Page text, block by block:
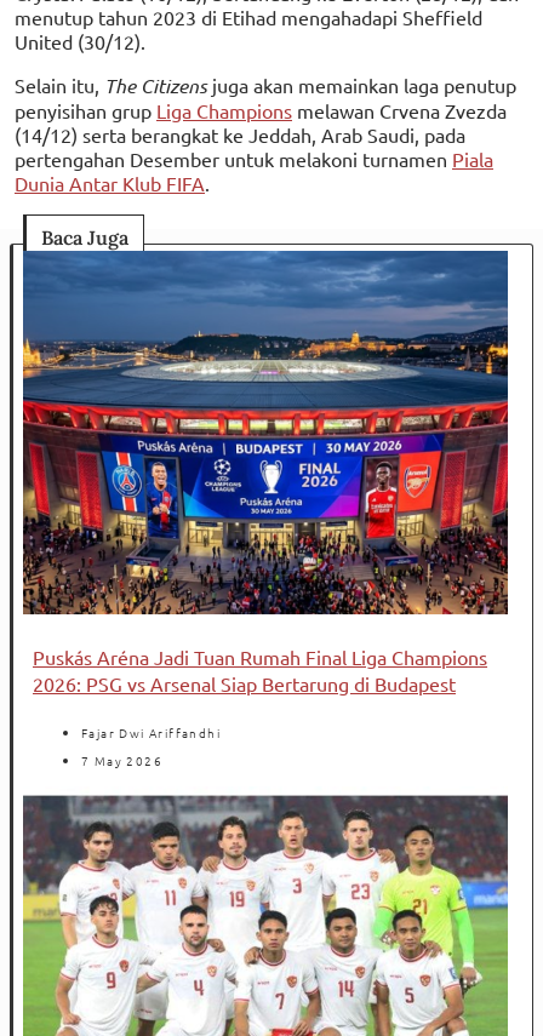
menutup tahun 2023 di Etihad mengahadapi Sheffield
United (30/12).
Selain itu, The Citizensjuga akan memainkan laga penutup
penyisihan grup Liga Champions melawan Crvena Zvezda
(14/12) serta berangkat ke Jeddah, Arab Saudi, pada
pertengahan Desember untuk melakoni turnamen Piala
Dunia Antar Klub FIFA
Baca Juga
Puskás Aréna Jadi Tuan Rumah Final Liga Champions
2026: PSG vs Arsenal Siap Bertarung di Budapest
Fajar Dwi Ariffandhi
7 May 2026